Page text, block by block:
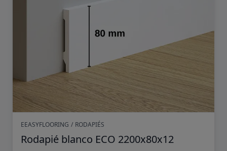
EEASYFLOORING / RODAPIÉS
Rodapié blanco ECO 2200x80x12